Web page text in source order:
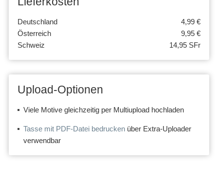
Deutschland
4,99 €
Österreich
9,95 €
Schweiz
14,95 SFr
Upload-Optionen
Viele Motive gleichzeitig per Multiupload hochladen
Tasse mit PDF-Datei bedrucken über Extra-Uploader
verwendbar